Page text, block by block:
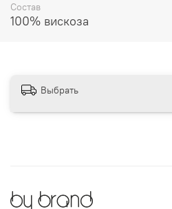
Состав
100% вискоза
Выбрать